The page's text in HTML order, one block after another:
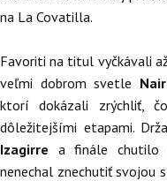
na La Covatilla.
Favoriti na titul vyčkávali
veľmi dobrom svetle
ktorí dokázali zrýchliť,
dôležitejšími etapami.
Izagirre a finále
nenechal znechutiť svojou